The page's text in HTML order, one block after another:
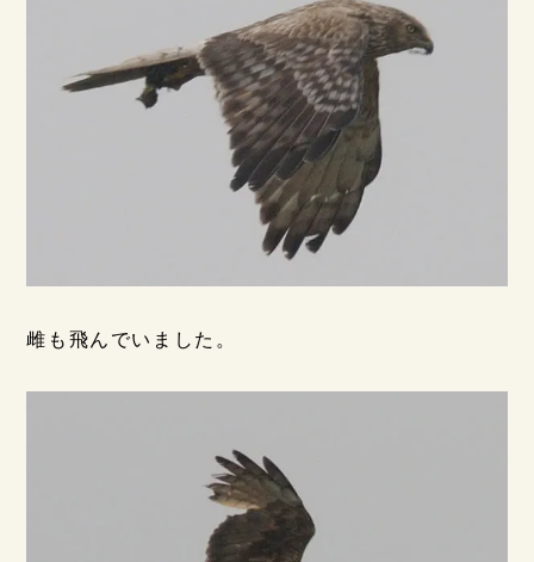
雌も飛んでいました。